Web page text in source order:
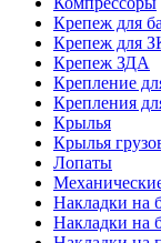
Крепеж для
Крепеж для
Крепеж ЗДА
Крепление
Крепления
Крылья
Крылья
Лопаты
Накладки на
Накладки на